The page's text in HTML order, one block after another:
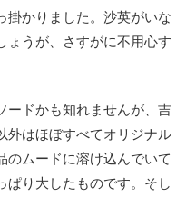
掛かりました。沙英がいな
ょうが、さすがに不用心す
ドかも知れませんが、吉
外はほぼすべてオリジナル
のムードに溶け込んでいて
ぱり大したものです。そし